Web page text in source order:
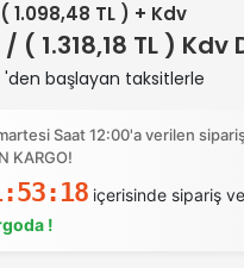
1.098,48 TL ) + Kdv
/ ( 1.318,18 TL ) Kdv
'den başlayan taksitlerle
Saat 12:00'a verilen
KARGO!
içerisinde sipariş
!